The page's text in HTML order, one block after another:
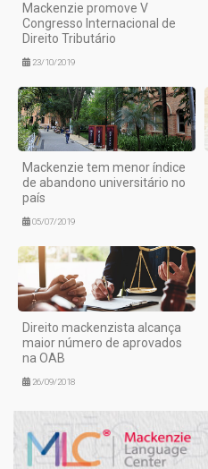
Mackenzie promove V
Congresso Internacional de
Direito Tributário
23/10/2019
Mackenzie tem menor índice
de abandono universitário no
país
05/07/2019
Direito mackenzista alcança
maior número de aprovados
na OAB
26/09/2018